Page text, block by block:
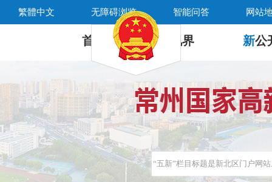
繁體中文 无障碍浏览 智能问答 网站
首 页 新 视界 新公